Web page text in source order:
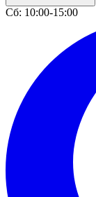
Сб: 10:00-15:00